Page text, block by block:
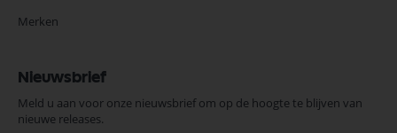
Merken
Nieuwsbrief
Meld u aan voor onze nieuwsbrief om op de hoogte te blijven van
nieuwe releases.